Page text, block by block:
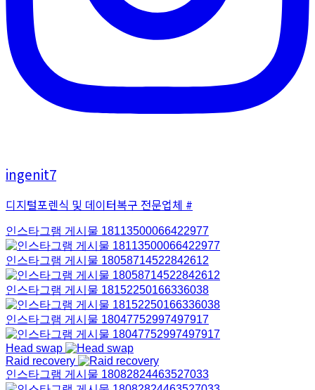
ingenit7
디지털포렌식 및 데이터복구 전문업체 #
인스타그램 게시물 18113500066422977
인스타그램 게시물 18058714522842612
인스타그램 게시물 18152250166336038
인스타그램 게시물 18047752997497917
Head swap
Raid recovery
인스타그램 게시물 18082824463527033